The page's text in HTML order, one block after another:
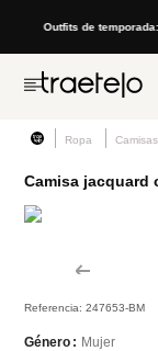
Outfits de
Ropa Camisas
Camisa jacquard
Referencia:247653-BM
Género Mujer